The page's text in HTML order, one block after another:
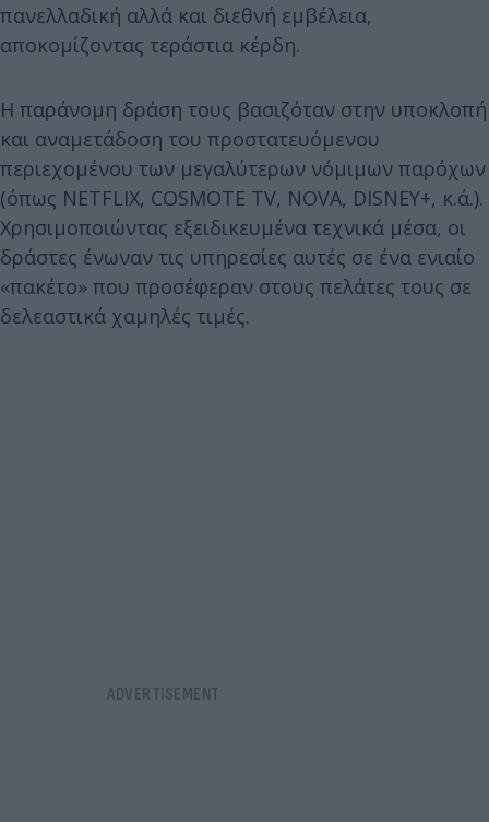
πανελλαδική αλλά και διεθνή εμβέλεια,
αποκομίζοντας τεράστια κέρδη.
Η παράνομη δράση τους βασιζόταν στην υποκλοπή
και αναμετάδοση του προστατευόμενου
περιεχομένου των μεγαλύτερων νόμιμων παρόχων
(όπως NETFLIX, COSMOTE TV, NOVA, DISNEY+, κ.ά.).
Χρησιμοποιώντας εξειδικευμένα τεχνικά μέσα, οι
δράστες ένωναν τις υπηρεσίες αυτές σε ένα ενιαίο
«πακέτο» που προσέφεραν στους πελάτες τους σε
δελεαστικά χαμηλές τιμές.